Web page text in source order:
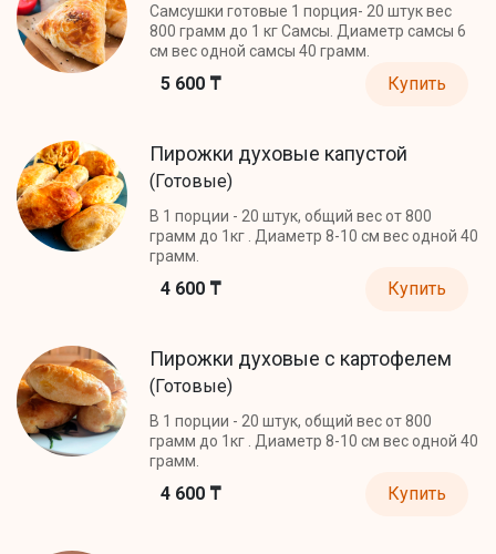
Самсушки готовые 1 порция- 20 штук вес
800 грамм до 1 кг Самсы. Диаметр самсы 6
см вес одной самсы 40 грамм.
5 600 ₸ Купить
Пирожки духовые капустой
(Готовые)
В 1 порции - 20 штук, общий вес от 800
грамм до 1кг . Диаметр 8-10 см вес одной 40
грамм.
4 600 ₸ Купить
Пирожки духовые с картофелем
(Готовые)
В 1 порции - 20 штук, общий вес от 800
грамм до 1кг . Диаметр 8-10 см вес одной 40
грамм.
4 600 ₸ Купить